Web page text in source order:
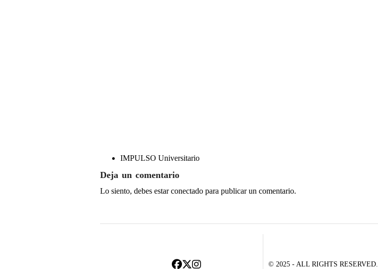
IMPULSO Universitario
Deja un comentario
Lo siento, debes estarconectado para publicar un comentario.
© 2025 - ALL RIGHTS RESERVED.